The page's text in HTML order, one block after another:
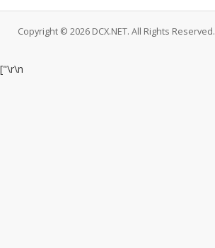
Copyright © 2026 DCX.NET. All Rights Reserved.
["\r\n